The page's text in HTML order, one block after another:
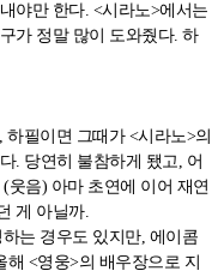
야만 한다. <시라노>에서는
가 정말 많이 도와줬다. 하
필이면 그때가 <시라노>의
. 당연히 불참하게 됐고, 어
웃음) 아마 초연에 이어 재연
게 아닐까.
는 경우도 있지만, 에이콤
<영웅>의 배우장으로 지